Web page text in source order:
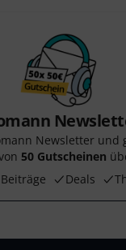
Newsletter und
50 Gutscheinen
Deals